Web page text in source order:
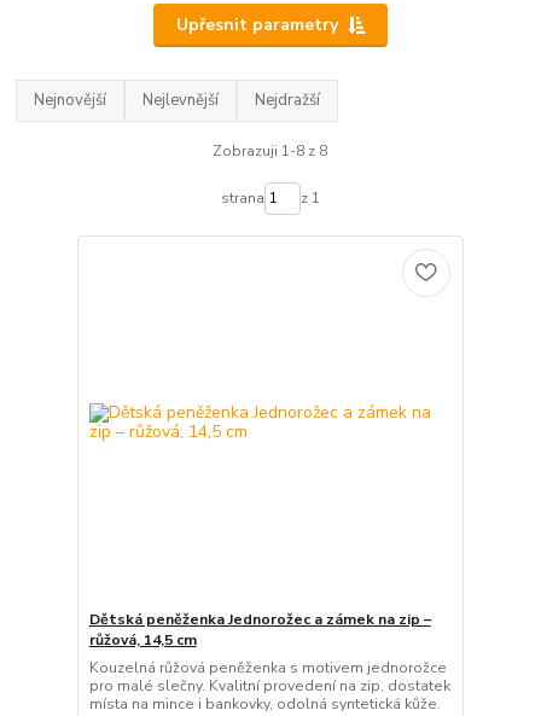
Upřesnit parametry
Nejnovější Nejlevnější Nejdražší
Zobrazuji 1-8 z 8
strana z 1
Dětská peněženka Jednorožec a zámek na zip –
růžová, 14,5 cm
Kouzelná růžová peněženka s motivem jednorožce
pro malé slečny. Kvalitní provedení na zip, dostatek
místa na mince i bankovky, odolná syntetická kůže.